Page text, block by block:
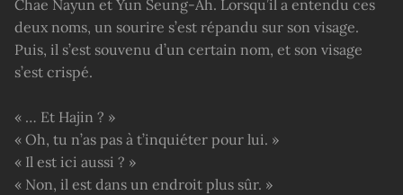
Chae Nayun et Yun Seung-Ah. Lorsqu’il a entendu ces
deux noms, un sourire s’est répandu sur son visage.
Puis, il s’est souvenu d’un certain nom, et son visage
s’est crispé.
« … Et Hajin ? »
« Oh, tu n’as pas à t’inquiéter pour lui. »
« Il est ici aussi ? »
« Non, il est dans un endroit plus sûr. »